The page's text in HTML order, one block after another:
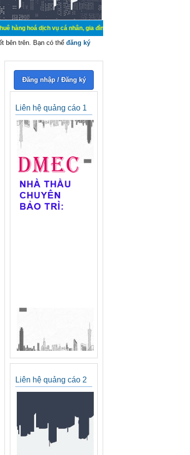
dịch vụ cá nhân, gia đình. Mua bán, ký gửi, cho thuê thiết bị
bên trên. Bạn có thể đăng ký
Đăng nhập / Đăng ký
Liên hệ quảng cáo 1
Liên hệ quảng cáo 2